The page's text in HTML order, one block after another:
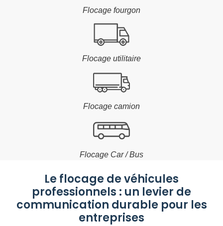
Flocage fourgon
Flocage utilitaire
Flocage camion
Flocage Car / Bus
Le flocage de véhicules
professionnels : un levier de
communication durable pour les
entreprises